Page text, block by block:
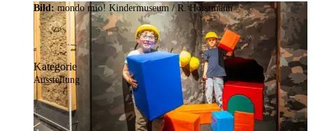
Bild:mondo mio! Kindermuseum / R. Horstmann
Kategorie
Ausstellung